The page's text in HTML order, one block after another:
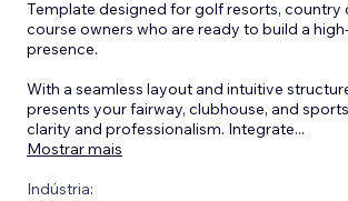
Template designed for golf resorts, country
course owners who are ready to build a
presence.
With a seamless layout and intuitive
presents your fairway, clubhouse, and
clarity and professionalism. Integrate...
Mostrar mais
Indústria: